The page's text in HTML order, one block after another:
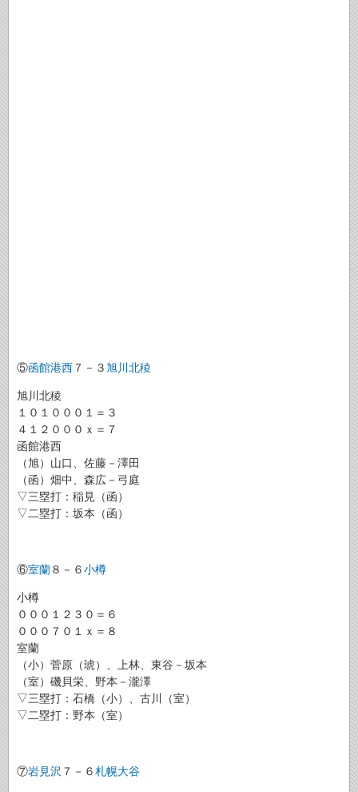
⑤函館港西 ７－３旭川北稜
旭川北稜
１０１０００１＝３
４１２０００ｘ＝７
函館港西
（旭）山口、佐藤－澤田
（函）畑中、森広－弓庭
▽三塁打：稲見（函）
▽二塁打：坂本（函）
⑥室蘭８－６小樽
小樽
０００１２３０＝６
０００７０１ｘ＝８
室蘭
（小）菅原（琥）、上林、東谷－坂本
（室）磯貝栄、野本－瀧澤
▽三塁打：石橋（小）、古川（室）
▽二塁打：野本（室）
⑦岩見沢 ７－６札幌大谷